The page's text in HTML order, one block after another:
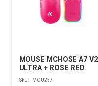
MOUSE MCHOSE A7 V2
ULTRA + ROSE RED
SKU: MOU257